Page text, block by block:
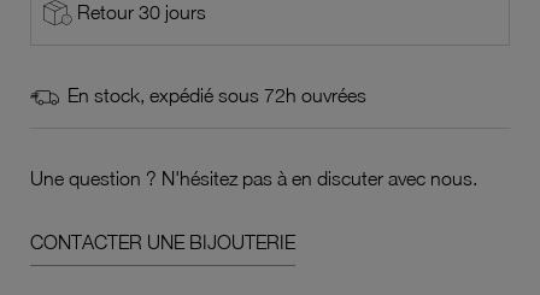
Retour 30 jours
En stock, expédié sous 72h ouvrées
Une question ? N'hésitez pas à en discuter avec nous.
CONTACTER UNE BIJOUTERIE